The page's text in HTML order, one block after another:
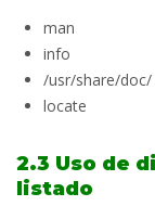
man
info
/usr/share/doc/
locate
2.3 Uso de
listado